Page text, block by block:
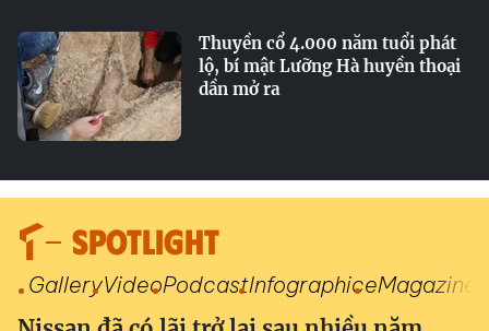
Thuyền cổ 4.000 năm tuổi phát
lộ, bí mật Lưỡng Hà huyền thoại
dần mở ra
SPOTLIGHT
GalleryVideoPodcastInfographiceMagazine